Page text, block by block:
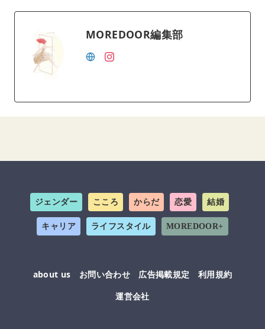
MOREDOOR編集部
ジェンダー こころ からだ 恋愛 結婚
キャリア ライフスタイル MOREDOOR+
about us お問い合わせ 広告掲載規定
利用規約
運営会社